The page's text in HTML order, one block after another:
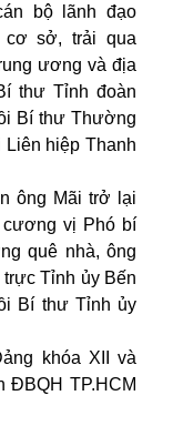
bộ lãnh đạo
cơ sở, trải qua
ương và địa
thư Tỉnh đoàn
Bí thư Thường
hiệp Thanh
ông Mãi trở lại
cương vị Phó bí
quê nhà, ông
Tỉnh ủy Bến
Bí thư Tỉnh ủy
khóa XII và
ĐBQH TP.HCM